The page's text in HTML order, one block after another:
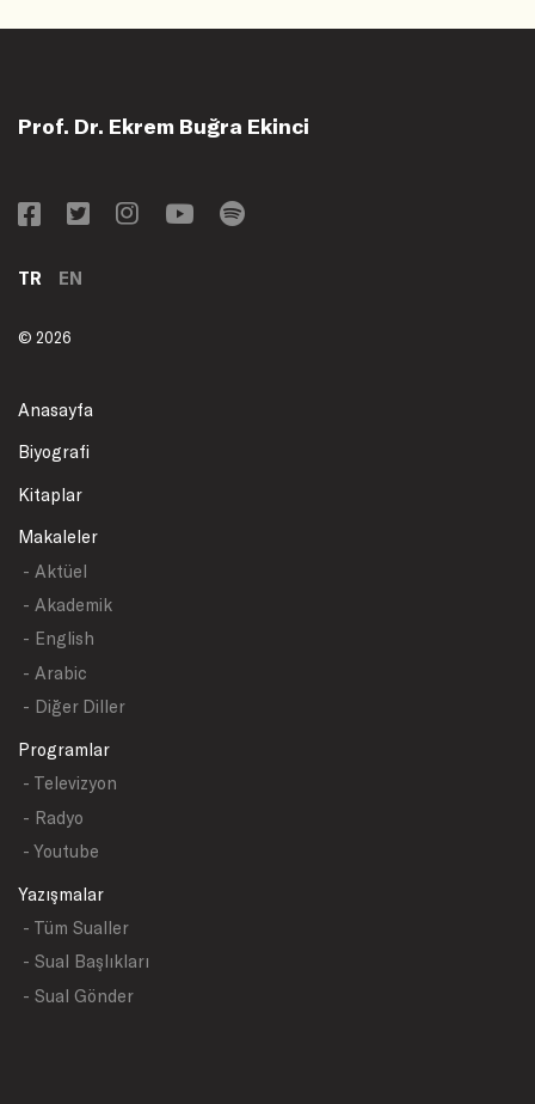
Prof. Dr. Ekrem Buğra Ekinci
TR EN
© 2026
Anasayfa
Biyografi
Kitaplar
Makaleler
- Aktüel
- Akademik
- English
- Arabic
- Diğer Diller
Programlar
- Televizyon
- Radyo
- Youtube
Yazışmalar
- Tüm Sualler
- Sual Başlıkları
- Sual Gönder